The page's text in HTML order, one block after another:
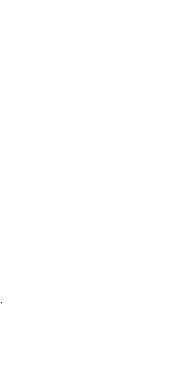
یک آیتم در سبد خرید شما وجود دارد.